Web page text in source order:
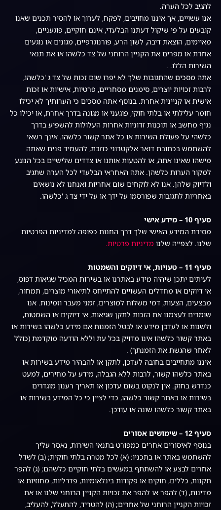
להגיב לכל הערה.
אנו עשויים, אך איננו מחויבים, לפקח, לערוך או להסיר תכנים שאנו
קובעים על פי שיקול דעתנו הבלעדי, אינם חוקיים, פוגעניים,
מאיימים, הוצאת דיבה, לשון הרע, פורנוגרפיים, מגונים או נוגעים
אחרת או מפרים את הקניין הרוחני של צד כלשהו או את תנאי
השירות הללו. .
אתה מסכים שהתגובות שלך לא יפרו שום זכות של צד ג 'כלשהו,
לרבות זכויות יוצרים, סימנים מסחריים, פרטיות, אישיות או זכות
אישית או קניינית אחרת. בנוסף אתה מסכים כי הערותיך לא יכילו
חומר עלילתי או בלתי חוקי, פוגעני או מגונה בדרך אחרת, או יכילו כל
נגיף מחשב או תוכנות זדוניות אחרות העלולות להשפיע בדרך
כלשהי על פעולת השירות או כל אתר קשור כלשהו. אינך רשאי
להשתמש בכתובת דואר אלקטרוני כוזבת, להעמיד פנים שאתה
מישהו שאינו אתה, או להטעות אותנו או צדדים שלישיים בכל הנוגע
למקור הערות כלשהן. אתה האחראי הבלעדי לכל הערה שתגיב
ולדיוק שלהן. אנו לא לוקחים שום אחריות ואנחנו לא נושאים
באחריות לתגובות שפורסמו על ידך או על ידי צד ג 'כלשהו.
סעיף 10 – מידע אישי
מסירת המידע האישי שלך דרך החנות כפופה למדיניות הפרטיות
שלנו. לצפייה שלנו מדיניות פרטיות.
סעיף 11 – טעויות, אי דיוקים והשמטות
לעיתים יתכן שיהיה מידע באתרנו או בשירות המכיל שגיאות דפוס,
אי דיוקים או מחדלים העשויים להתייחס לתיאורי מוצרים, תמחור,
מבצעים, הצעות, דמי משלוח למוצרים, זמני מעבר וזמינות. אנו
שומרים לעצמנו את הזכות לתקן שגיאות, אי דיוקים או השמטות,
ולשנות או לעדכן מידע או לבטל הזמנות אם מידע כלשהו בשירות או
באתר קשור כלשהו אינו מדויק בכל עת וללא הודעה מוקדמת (כולל
לאחר שהגשת את הזמנתך) .
איננו מתחייבים בחובה לעדכן, לתקן או להבהיר מידע בשירות או
באתר כלשהו קשור, לרבות ללא הגבלה, מידע על מחירים, למעט
כנדרש בחוק. אין לנקוט בשום עדכון או תאריך רענון מוגדרים
בשירות או באתר קשור כלשהו, כדי לציין כי כל המידע בשירות או
באתר קשור כלשהו שונה או עודכן.
סעיף 12 – שימושים אסורים
בנוסף לאיסורים אחרים כמפורט בתנאי השירות, נאסר עליך
להשתמש באתר או בתכניו: (א) לכל מטרה בלתי חוקית; (ב) לשדל
אחרים לבצע או להשתתף במעשים בלתי חוקיים כלשהם; (ג) להפר
תקנות, כללים, חוקים או פקודות בינלאומיות, פדרליות, מחוזיות או
מדינות, (ד) להפר או להפר את זכויות הקניין הרוחני שלנו או את
זכויות הקניין הרוחני של אחרים; (ה) להטריד, להתעלל, להעליב,